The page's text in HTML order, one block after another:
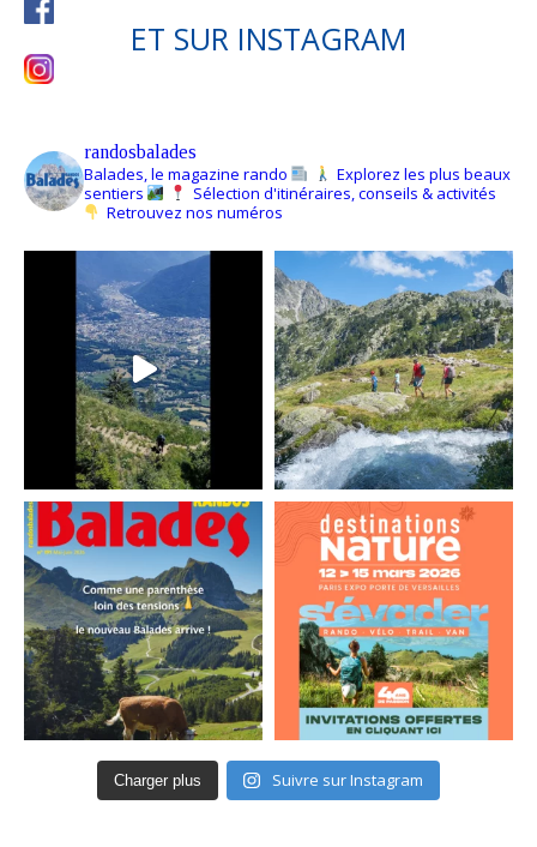
ET SUR INSTAGRAM
randosbalades
Balades, le magazine rando
Explorez les plus beaux
sentiers
Sélection d'itinéraires, conseils & activités
Retrouvez nos numéros
Charger plus Suivre sur Instagram